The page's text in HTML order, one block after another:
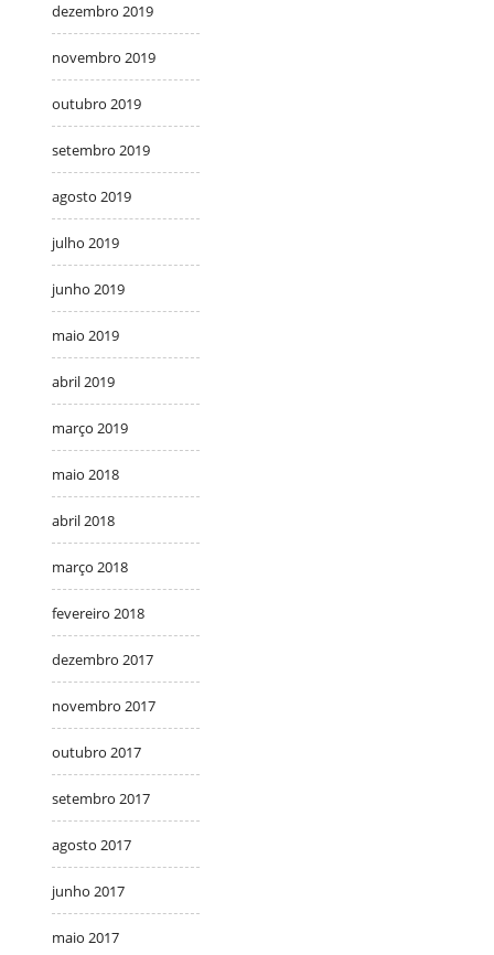
dezembro 2019
novembro 2019
outubro 2019
setembro 2019
agosto 2019
julho 2019
junho 2019
maio 2019
abril 2019
março 2019
maio 2018
abril 2018
março 2018
fevereiro 2018
dezembro 2017
novembro 2017
outubro 2017
setembro 2017
agosto 2017
junho 2017
maio 2017